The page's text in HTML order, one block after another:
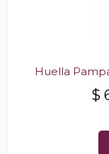
Huella
$